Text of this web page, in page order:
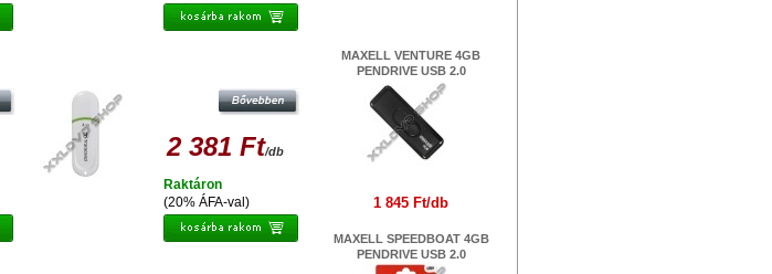
2 381 Ft/db
(20% ÁFA-val)
Raktáron
MAXELL VENTURE 4GB
PENDRIVE USB 2.0
1 845 Ft/db
MAXELL SPEEDBOAT 4GB
PENDRIVE USB 2.0